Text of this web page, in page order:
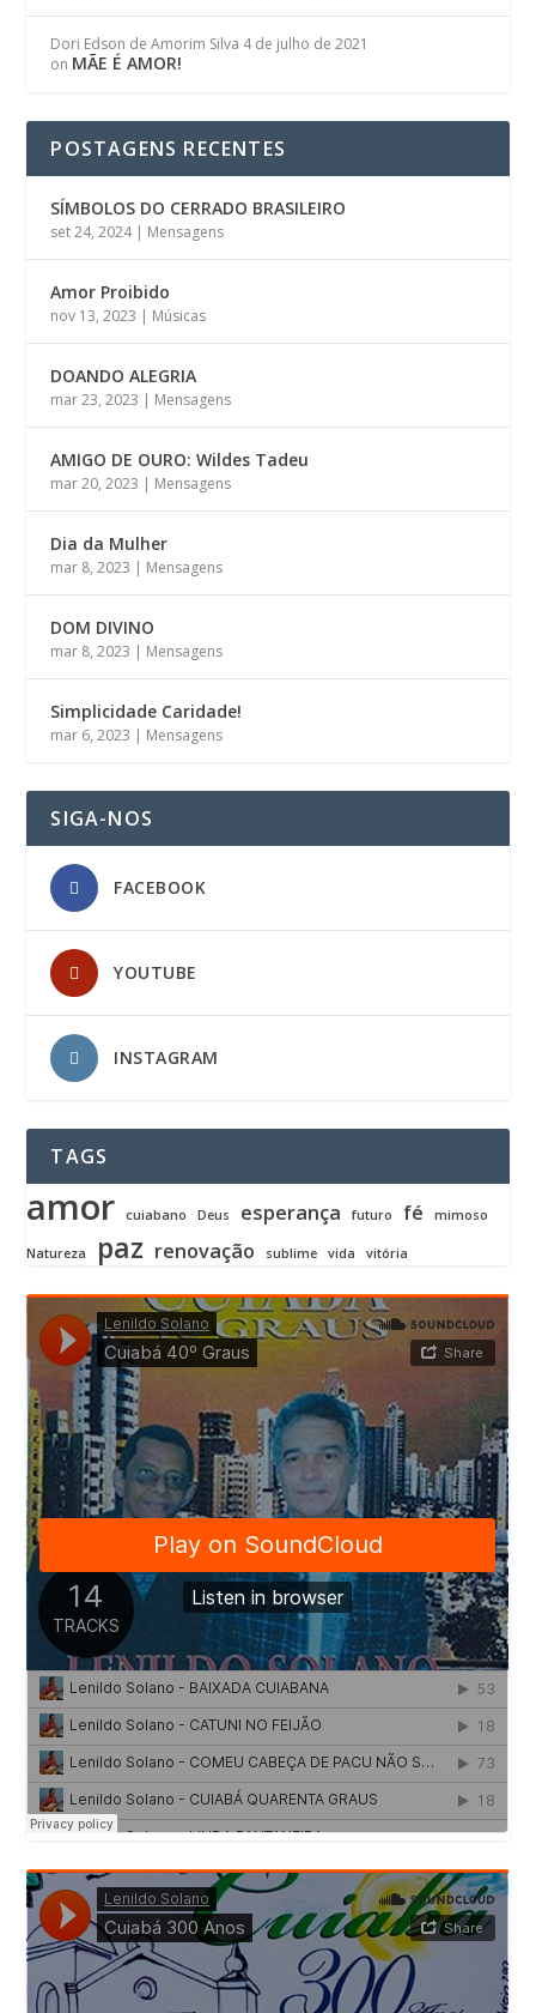
Dori Edson de Amorim Silva 4 de julho de 2021
on MÃE É AMOR!
POSTAGENS RECENTES
SÍMBOLOS DO CERRADO BRASILEIRO
set 24, 2024| Mensagens
Amor Proibido
nov 13, 2023 Músicas
DOANDO ALEGRIA
mar 23, 2023 Mensagens
AMIGO DE OURO: Wildes Tadeu
mar 20, 2023 Mensagens
Dia da Mulher
mar 8, 2023 Mensagens
DOM DIVINO
mar 8, 2023 Mensagens
Simplicidade Caridade!
mar 6, 2023 Mensagens
SIGA-NOS
FACEBOOK
YOUTUBE
INSTAGRAM
TAGS
amor cuiabano Deus esperança futuro fé mimoso
Natureza paz renovação sublime vida vitória